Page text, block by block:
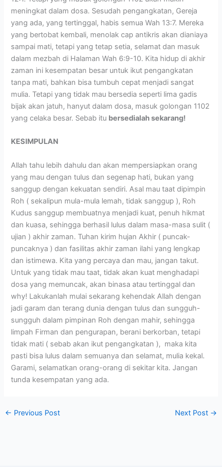
meningkat dalam dosa. Sesudah pengangkatan, Gereja
yang ada, yang tertinggal, habis semua Wah 13:7. Mereka
yang bertobat kembali, menolak cap antikris akan dianiaya
sampai mati, tetapi yang tetap setia, selamat dan masuk
dalam mezbah di Halaman Wah 6:9-10. Kita hidup di akhir
zaman ini kesempatan besar untuk ikut pengangkatan
tanpa mati, bahkan bisa tumbuh cepat menjadi sangat
mulia. Tetapi yang tidak mau bersedia seperti lima gadis
bijak akan jatuh, hanyut dalam dosa, masuk golongan 1102
yang celaka besar. Sebab itu bersedialah sekarang!
KESIMPULAN
Allah tahu lebih dahulu dan akan mempersiapkan orang
yang mau dengan tulus dan segenap hati, bukan yang
sanggup dengan kekuatan sendiri. Asal mau taat dipimpin
Roh ( sekalipun mula-mula lemah, tidak sanggup ), Roh
Kudus sanggup membuatnya menjadi kuat, penuh hikmat
dan kuasa, sehingga berhasil lulus dalam masa-masa sulit (
ujian ) akhir zaman. Tuhan kirim hujan Akhir ( puncak-
puncaknya ) dan fasilitas akhir zaman ilahi yang lengkap
dan istimewa. Kita yang percaya dan mau, jangan takut.
Untuk yang tidak mau taat, tidak akan kuat menghadapi
dosa yang memuncak, akan binasa atau tertinggal dan
why! Lakukanlah mulai sekarang kehendak Allah dengan
jadi garam dan terang dunia dengan tulus dan sungguh-
sungguh dalam pimpinan Roh dengan mahir, sehingga
limpah Firman dan pengurapan, berani berkorban, tetapi
tidak mati ( sebab akan ikut pengangkatan ), maka kita
pasti bisa lulus dalam semuanya dan selamat, mulia kekal.
Garami, selamatkan orang-orang di sekitar kita. Jangan
tunda kesempatan yang ada.
← Previous Post Next Post →